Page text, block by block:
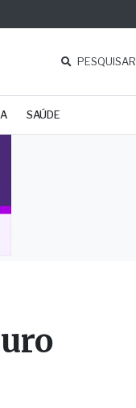
PESQUISAR
SAÚDE